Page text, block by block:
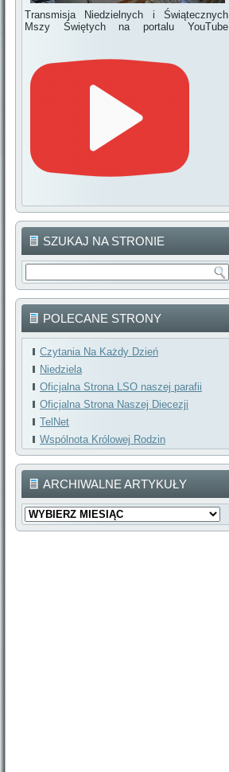
Transmisja Niedzielnych i Świątecznych
Mszy Świętych na portalu YouTube
SZUKAJ NA STRONIE
POLECANE STRONY
Czytania Na Każdy Dzień
Niedziela
Oficjalna Strona LSO naszej parafii
Oficjalna Strona Naszej Diecezji
TelNet
Wspólnota Królowej Rodzin
ARCHIWALNE ARTYKUŁY
Archiwalne
Artykuły